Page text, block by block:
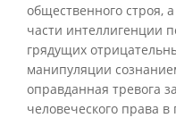
общественного строя,
части интеллигенции
грядущих
манипуляции
оправданная тревога
человеческого права